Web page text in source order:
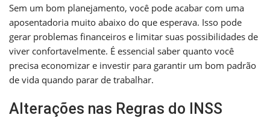
Sem um bom planejamento, você pode acabar com uma
aposentadoria muito abaixo do que esperava. Isso pode
gerar problemas financeiros e limitar suas possibilidades de
viver confortavelmente. É essencial saber quanto você
precisa economizar e investir para garantir um bom padrão
de vida quando parar de trabalhar.
Alterações nas Regras do INSS